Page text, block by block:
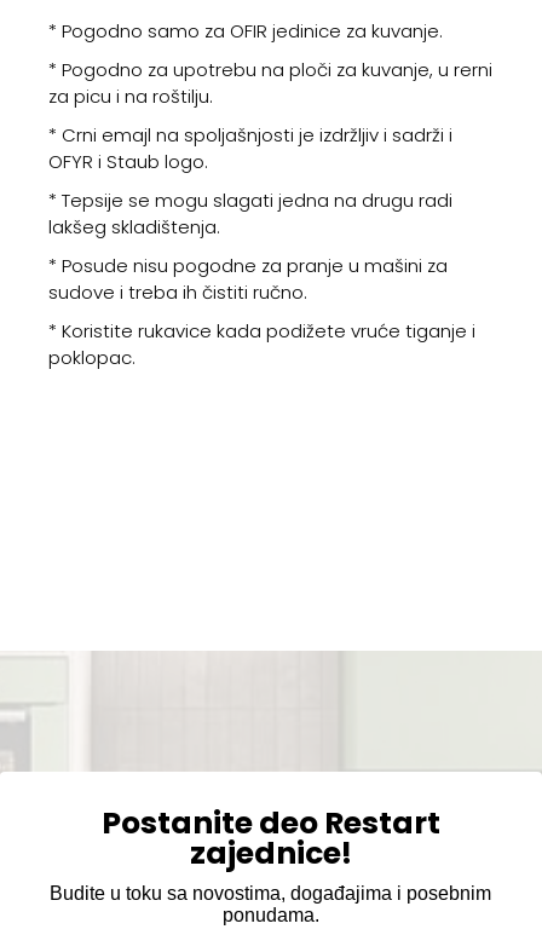
* Pogodno samo za OFIR jedinice za kuvanje.
* Pogodno za upotrebu na ploči za kuvanje, u rerni
za picu i na roštilju.
* Crni emajl na spoljašnjosti je izdržljiv i sadrži i
OFYR i Staub logo.
* Tepsije se mogu slagati jedna na drugu radi
lakšeg skladištenja.
* Posude nisu pogodne za pranje u mašini za
sudove i treba ih čistiti ručno.
* Koristite rukavice kada podižete vruće tiganje i
poklopac.
Postanite deo Restart
zajednice!
Budite u toku sa novostima, događajima i posebnim
ponudama.